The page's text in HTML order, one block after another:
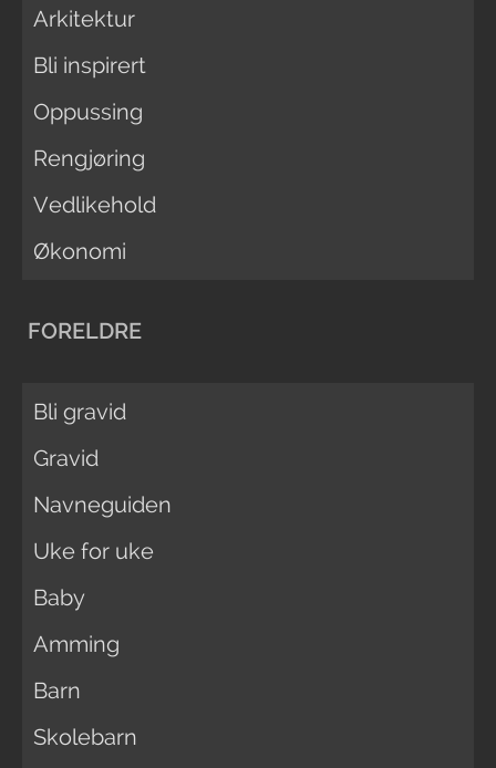
Arkitektur
Bli inspirert
Oppussing
Rengjøring
Vedlikehold
Økonomi
FORELDRE
Bli gravid
Gravid
Navneguiden
Uke for uke
Baby
Amming
Barn
Skolebarn